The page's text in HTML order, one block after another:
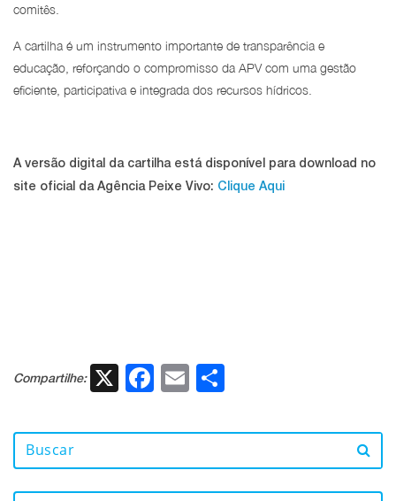
comitês.
A cartilha é um instrumento importante de transparência e
educação, reforçando o compromisso da APV com uma gestão
eficiente, participativa e integrada dos recursos hídricos.
A versão digital da cartilha está disponível para download no
site oficial da Agência Peixe Vivo: Clique Aqui
Compartilhe: X Facebook
Email